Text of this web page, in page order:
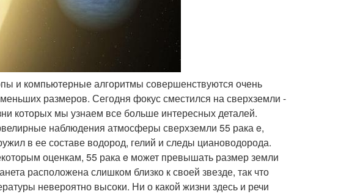
и компьютерные алгоритмы совершенствуются очень
размеров. Сегодня фокус сместился на сверхземли -
которых мы узнаем все больше интересных деталей.
наблюдения атмосферы сверхземли 55 рака e,
в ее составе водород, гелий и следы циановодорода.
оценкам, 55 рака e может превышать размер земли
расположена слишком близко к своей звезде, так что
невероятно высоки. Ни о какой жизни здесь и речи